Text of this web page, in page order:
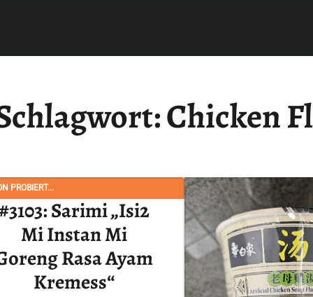
Chicken
PROBIERT...
Sarimi „Isi2
Mi Instan Mi
Rasa Ayam
Kremess“